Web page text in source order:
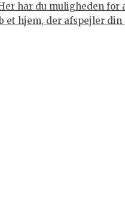
har du muligheden
et hjem, der afspejler